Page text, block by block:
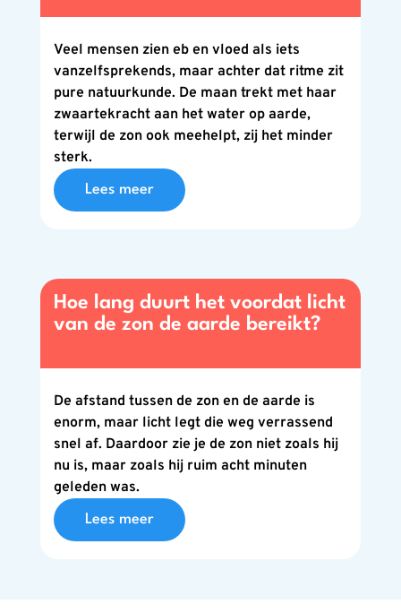
Veel mensen zien eb en vloed als iets
vanzelfsprekends, maar achter dat ritme zit
pure natuurkunde. De maan trekt met haar
zwaartekracht aan het water op aarde,
terwijl de zon ook meehelpt, zij het minder
sterk.
Lees meer
Hoe lang duurt het voordat licht
van de zon de aarde bereikt?
De afstand tussen de zon en de aarde is
enorm, maar licht legt die weg verrassend
snel af. Daardoor zie je de zon niet zoals hij
nu is, maar zoals hij ruim acht minuten
geleden was.
Lees meer